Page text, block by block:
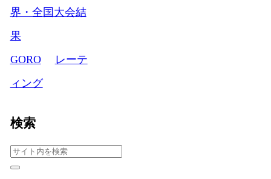
界・全国大会結
果
GORO
レーテ
ィング
検索